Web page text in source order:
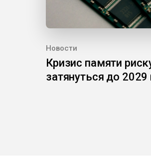
Новости
Кризис памяти
затянуться до 2029